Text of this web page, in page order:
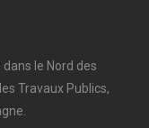
le Nord des
Travaux Publics,